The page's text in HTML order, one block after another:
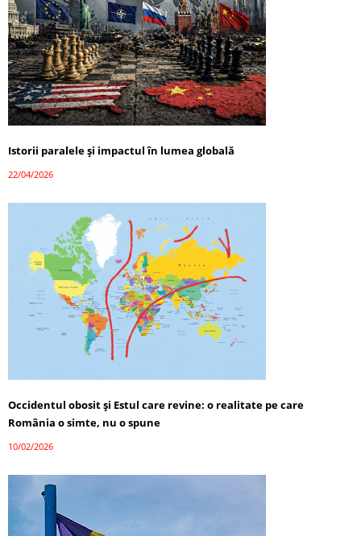
Istorii paralele și impactul în lumea globală
22/04/2026
Occidentul obosit și Estul care revine: o realitate pe care
România o simte, nu o spune
10/02/2026